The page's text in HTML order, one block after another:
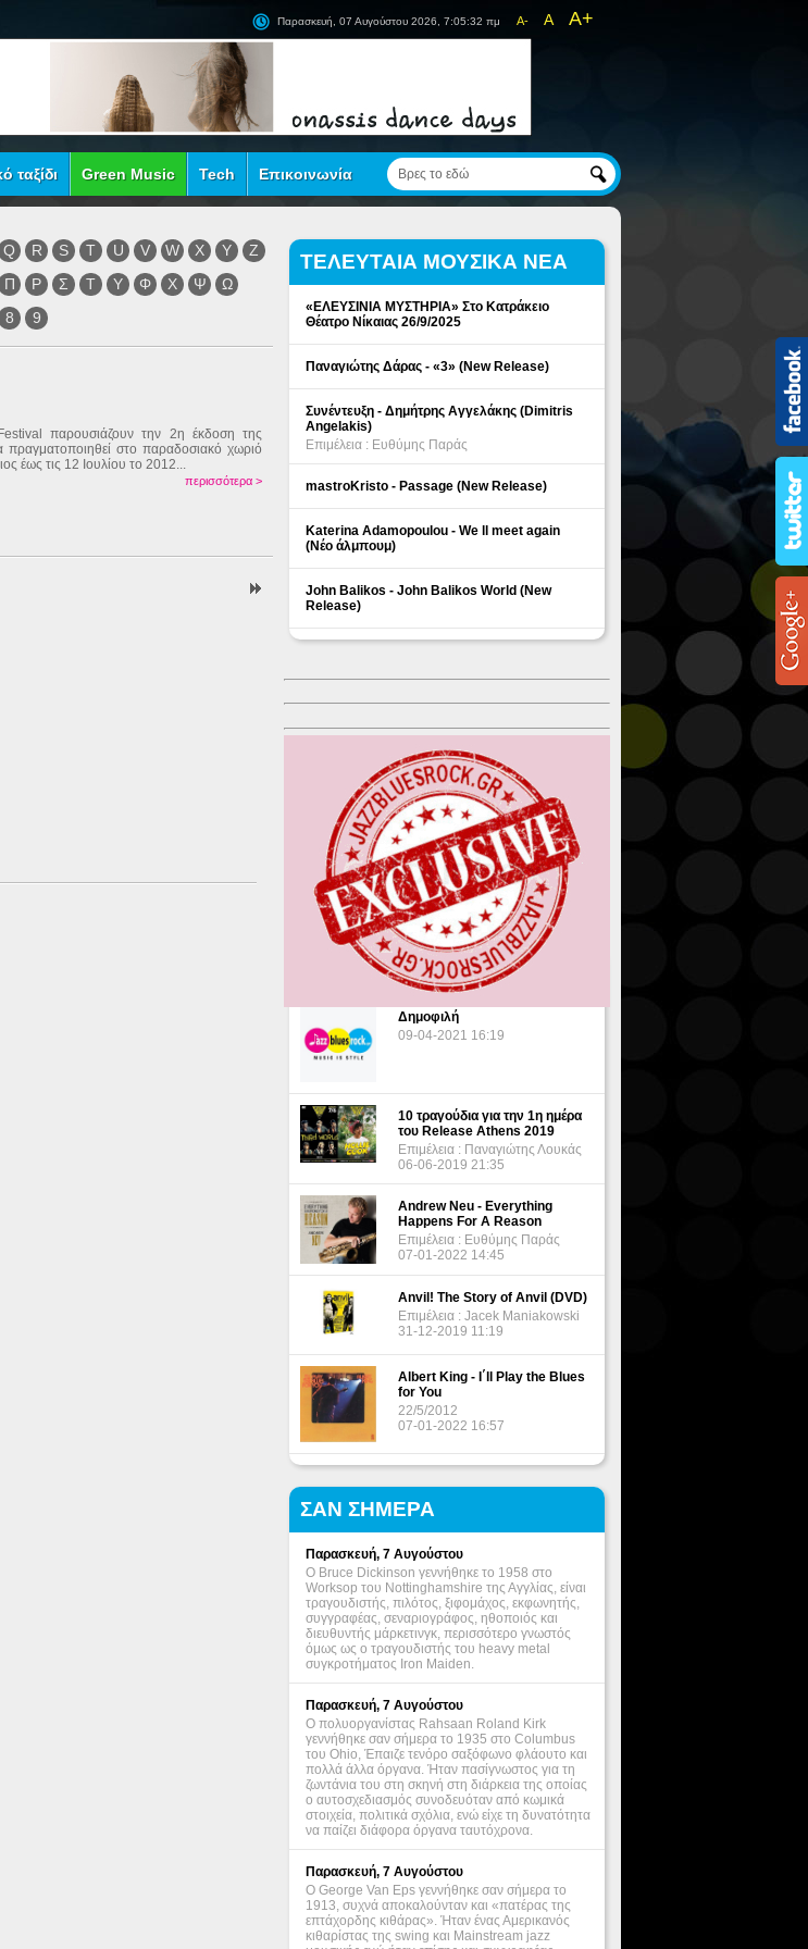
A- A A+
Παρασκευή, 07 Αυγούστου 2026, 7:05:32 πμ
ταξίδι Green Music Tech Επικοινωνία
Q R S T U V W X Y
Z
Π Ρ Σ Τ Υ Φ Χ Ψ
Ω
8 9
παρουσιάζουν την 2η έκδοση της
πραγματοποιηθεί στο παραδοσιακό χωριό
έως τις 12 Ιουλίου το 2012...
περισσότερα >
ΤΕΛΕΥΤΑΙΑ ΜΟΥΣΙΚΑ ΝΕΑ
«ΕΛΕΥΣΙΝΙΑ ΜΥΣΤΗΡΙΑ» Στο Κατράκειο
Θέατρο Νίκαιας 26/9/2025
Παναγιώτης Δάρας - «3» (New Release)
Συνέντευξη - Δημήτρης Αγγελάκης (Dimitris
Angelakis)
Επιμέλεια : Ευθύμης Παράς
mastroKristo - Passage (New Release)
Katerina Adamopoulou - We ll meet again
(Νέο άλμπουμ)
John Balikos - John Balikos World (New
Release)
ΔΗΜΟΦΙΛΗ ΘΕΜΑΤΑ
Δημοφιλή
09-04-2021 16:19
10 τραγούδια για την 1η ημέρα
του Release Athens 2019
Επιμέλεια : Παναγιώτης Λουκάς
06-06-2019 21:35
Andrew Neu - Everything
Happens For A Reason
Επιμέλεια : Ευθύμης Παράς
07-01-2022 14:45
Anvil! The Story of Anvil (DVD)
Επιμέλεια : Jacek Maniakowski
31-12-2019 11:19
Albert King - I΄ll Play the Blues
for You
22/5/2012
07-01-2022 16:57
ΣΑΝ ΣΗΜΕΡΑ
Παρασκευή, 7 Αυγούστου
Ο Bruce Dickinson γεννήθηκε το 1958 στο
Worksop του Nottinghamshire της Αγγλίας, είναι
τραγουδιστής, πιλότος, ξιφομάχος, εκφωνητής,
συγγραφέας, σεναριογράφος, ηθοποιός και
διευθυντής μάρκετινγκ, περισσότερο γνωστός
όμως ως ο τραγουδιστής του heavy metal
συγκροτήματος Iron Maiden.
Παρασκευή, 7 Αυγούστου
Ο πολυοργανίστας Rahsaan Roland Kirk
γεννήθηκε σαν σήμερα το 1935 στο Columbus
του Ohio, Έπαιζε τενόρο σαξόφωνο φλάουτο και
πολλά άλλα όργανα. Ήταν πασίγνωστος για τη
ζωντάνια του στη σκηνή στη διάρκεια της οποίας
ο αυτοσχεδιασμός συνοδευόταν από κωμικά
στοιχεία, πολιτικά σχόλια, ενώ είχε τη δυνατότητα
να παίζει διάφορα όργανα ταυτόχρονα.
Παρασκευή, 7 Αυγούστου
Ο George Van Eps γεννήθηκε σαν σήμερα το
1913, συχνά αποκαλούνταν και «πατέρας της
επτάχορδης κιθάρας». Ήταν ένας Αμερικανός
κιθαρίστας της swing και Mainstream jazz